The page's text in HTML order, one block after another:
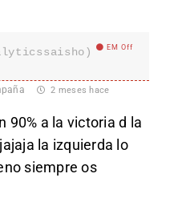
EM Off
2 meses hace
90% a la victoria d la
la izquierda lo
siempre os